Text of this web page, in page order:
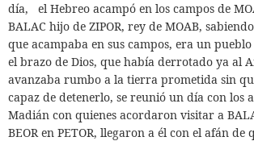
día,
el Hebreo acampó en los campos de
BALAC hijo de ZIPOR, rey de MOAB,
que acampaba en sus campos, era un
el brazo de Dios, que había derrotado ya al
avanzaba rumbo a la tierra prometida sin
capaz de detenerlo, se reunió un día con los
Madián con quienes acordaron visitar a
BEOR en PETOR, llegaron a él con el afán de